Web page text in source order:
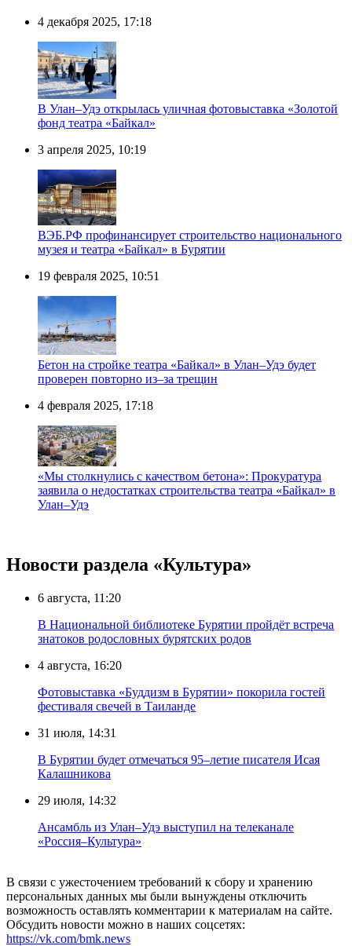
4 декабря 2025, 17:18
В Улан–Удэ открылась уличная фотовыставка «Золотой
фонд театра «Байкал»
3 апреля 2025, 10:19
ВЭБ.РФ профинансирует строительство национального
музея и театра «Байкал» в Бурятии
19 февраля 2025, 10:51
Бетон на стройке театра «Байкал» в Улан–Удэ будет
проверен повторно из–за трещин
4 февраля 2025, 17:18
«Мы столкнулись с качеством бетона»: Прокуратура
заявила о недостатках строительства театра «Байкал» в
Улан–Удэ
Новости раздела «Культура»
6 августа, 11:20
В Национальной библиотеке Бурятии пройдёт встреча
знатоков родословных бурятских родов
4 августа, 16:20
Фотовыставка «Буддизм в Бурятии» покорила гостей
фестиваля свечей в Таиланде
31 июля, 14:31
В Бурятии будет отмечаться 95–летие писателя Исая
Калашникова
29 июля, 14:32
Ансамбль из Улан–Удэ выступил на телеканале
«Россия–Культура»
В связи с ужесточением требований к сбору и хранению
персональных данных мы были вынуждены отключить
возможность оставлять комментарии к материалам на сайте.
Обсудить новости можно в наших соцсетях:
https://vk.com/bmk.news